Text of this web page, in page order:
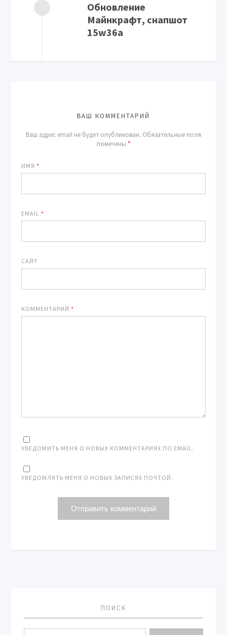
Обновление
Майнкрафт, снапшот
15w36a
ВАШ КОММЕНТАРИЙ
Ваш адрес email не будет опубликован. Обязательные поля
помечены *
ИМЯ*
EMAIL*
САЙТ
КОММЕНТАРИЙ*
УВЕДОМИТЬ МЕНЯ О НОВЫХ КОММЕНТАРИЯХ ПО EMAIL.
УВЕДОМЛЯТЬ МЕНЯ О НОВЫХ ЗАПИСЯХ ПОЧТОЙ.
ПОИСК